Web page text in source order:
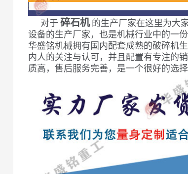
对于 碎石机 的生产厂家在这里为大
设备的生产厂家，也是机械行业中的一
华盛铭机械拥有国内配套成熟的破碎机
内人的关注与认可，并且配置有专注的
质高，售后服务完善，是一个很好的选择